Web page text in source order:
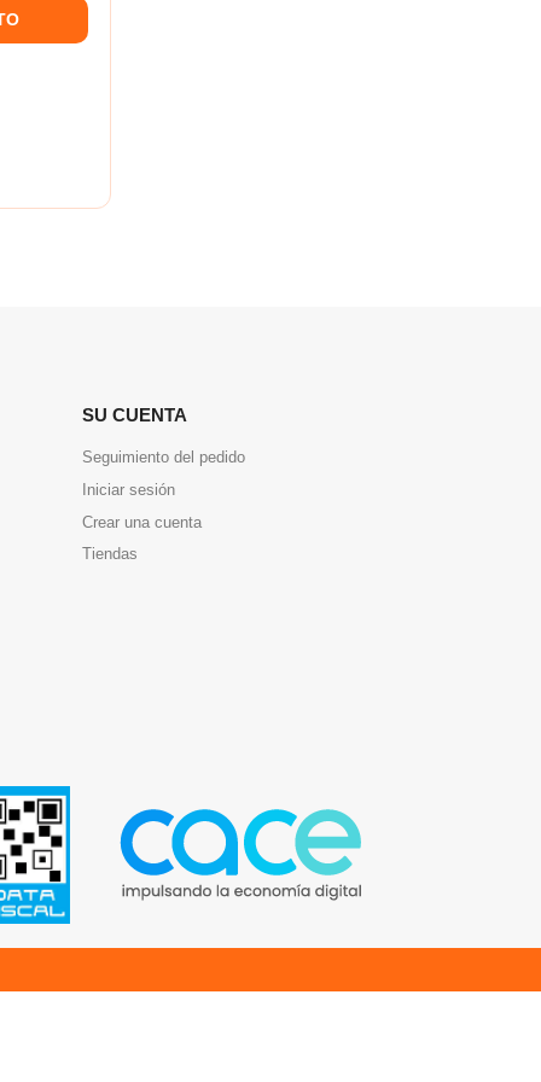
SU CUENTA
Seguimiento del pedido
Iniciar sesión
Crear una cuenta
Tiendas